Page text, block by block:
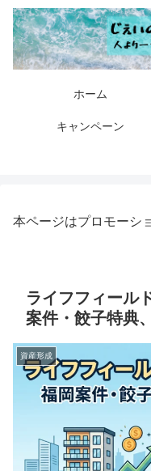
ホーム
キャンペーン
本ページはプロモーシ
ライフフィール
案件・餃子特典
資産形成